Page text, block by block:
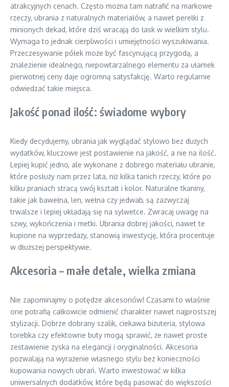
atrakcyjnych cenach. Często można tam natrafić na markowe
rzeczy, ubrania z naturalnych materiałów, a nawet perełki z
minionych dekad, które dziś wracają do łask w wielkim stylu.
Wymaga to jednak cierpliwości i umiejętności wyszukiwania.
Przeczesywanie półek może być fascynującą przygodą, a
znalezienie idealnego, niepowtarzalnego elementu za ułamek
pierwotnej ceny daje ogromną satysfakcję. Warto regularnie
odwiedzać takie miejsca.
Jakość ponad ilość: świadome wybory
Kiedy decydujemy, ubrania jak wyglądać stylowo bez dużych
wydatków, kluczowe jest postawienie na jakość, a nie na ilość.
Lepiej kupić jedno, ale wykonane z dobrego materiału ubranie,
które posłuży nam przez lata, niż kilka tanich rzeczy, które po
kilku praniach stracą swój kształt i kolor. Naturalne tkaniny,
takie jak bawełna, len, wełna czy jedwab, są zazwyczaj
trwalsze i lepiej układają się na sylwetce. Zwracaj uwagę na
szwy, wykończenia i metki. Ubrania dobrej jakości, nawet te
kupione na wyprzedaży, stanowią inwestycję, która procentuje
w dłuższej perspektywie.
Akcesoria – małe detale, wielka zmiana
Nie zapominajmy o potędze akcesoriów! Czasami to właśnie
one potrafią całkowicie odmienić charakter nawet najprostszej
stylizacji. Dobrze dobrany szalik, ciekawa biżuteria, stylowa
torebka czy efektowne buty mogą sprawić, że nawet proste
zestawienie zyska na elegancji i oryginalności. Akcesoria
pozwalają na wyrażenie własnego stylu bez konieczności
kupowania nowych ubrań. Warto inwestować w kilka
uniwersalnych dodatków, które będą pasować do większości